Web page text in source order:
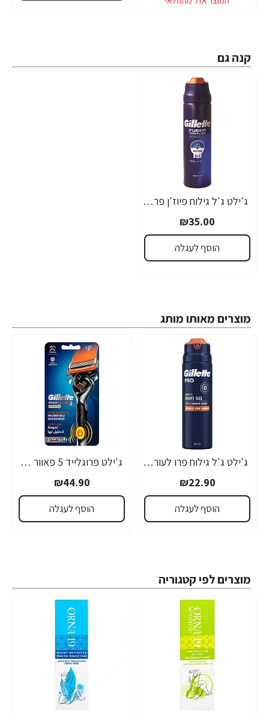
קנה גם
ג'ילט ג'ל גילוח פיוז'ן פרוגלייד לעור רגיש 170 מ"ל - מבית Gillette
₪35.00
הוסף לעגלה
מוצרים מאותו מותג
ג'ילט ג'ל גילוח פרו לעור רגיש 200 מ"ל - מבית Gillette
₪22.90
הוסף לעגלה
ג'ילט פרוגלייד 5 פאוור מכשיר גילוח + סכין - מבית Gillette
₪44.90
הוסף לעגלה
מוצרים לפי קטגוריה